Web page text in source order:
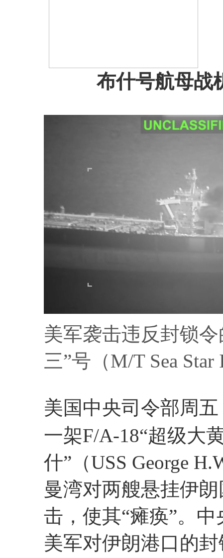
布什号航母战
美军袭击违反封锁
三”号（M/T Sea
美国中央司令部周
一架F/A-18“超级大
什”（USS George
曼湾对两艘悬挂伊
击，使其“瘫痪”。
美军对伊朗港口的